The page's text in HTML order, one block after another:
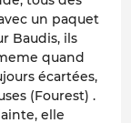
un paquet
Baudis, ils
quand
écartées,
(Fourest) .
elle